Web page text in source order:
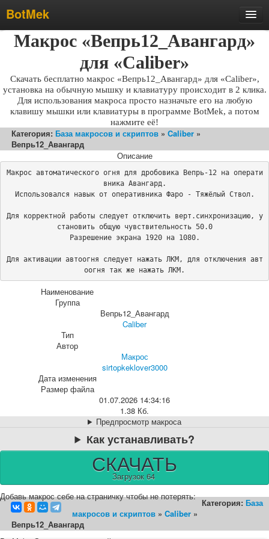
BotMek
Скачать
Обновления
Инструкция
Статьи
Бесплатные макросы
Отзывы
Поддержка
Форум
Макрос «Вепрь12_Авангард»
для «Caliber»
Скачать бесплатно макрос «Вепрь12_Авангард» для «Caliber»,
установка на обычную мышку и клавиатуру происходит в 2 клика.
Для использования макроса просто назначьте его на любую
клавишу мышки или клавиатуры в программе BotMek, а потом
нажмите её!
Категория: База макросов и скриптов » Caliber »
Вепрь12_Авангард
Описание
Макрос автоматического огня для дробовика Вепрь-12 на операти
вника Авангард.
Использовался навык от оперативника Фаро - Тяжёлый Ствол.
Для корректной работы следует отключить верт.синхронизацию, у
становить общую чувствительность 50.0
Разрешение экрана 1920 на 1080.
Для активации автоогня следует нажать ЛКМ, для отключения авт
оогня так же нажать ЛКМ.
Наименование
Группа
Вепрь12_Авангард
Caliber
Тип
Автор
Макрос
sirtopkeklover3000
Дата изменения
Размер файла
01.07.2026 14:34:16
1.38 Кб.
Предпросмотр макроса
Как устанавливать?
СКАЧАТЬ
Загрузок 64
Добавь макрос себе на страничку чтобы не потерять:
Категория: База
макросов и скриптов » Caliber »
Вепрь12_Авангард